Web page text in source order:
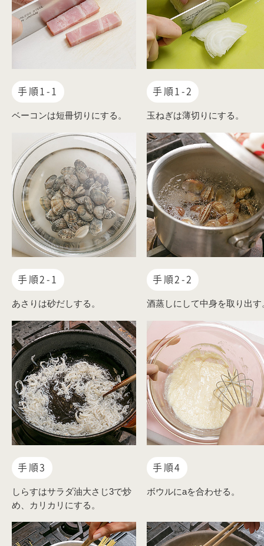
手順1-1
ベーコンは短冊切りにする。
手順1-2
玉ねぎは薄切りにする。
手順2-1
あさりは砂だしする。
手順2-2
酒蒸しにして中身を取り出す
手順3
しらすはサラダ油大さじ3で炒
め、カリカリにする。
手順4
ボウルにaを合わせる。